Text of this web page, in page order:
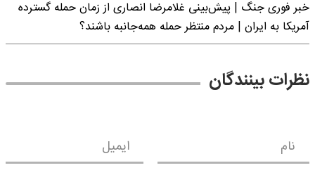
خبر فوری جنگ | پیش‌بینی غلامرضا انصاری از زمان حمله گسترده
آمریکا به ایران | مردم منتظر حمله همه‌جانبه باشند؟
نظرات بینندگان
نام ایمیل